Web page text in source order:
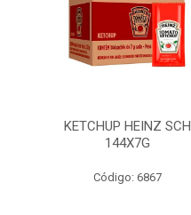
KETCHUP HEINZ SCH
144X7G
Código: 6867